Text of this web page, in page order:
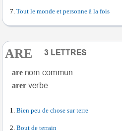
Tout le monde et personne à la fois
ARE
are
arer
Bien peu de chose sur terre
Bout de terrain